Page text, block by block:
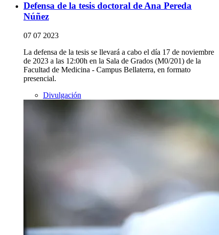
Defensa de la tesis doctoral de Ana Pereda
Núñez
07 07 2023
La defensa de la tesis se llevará a cabo el día 17 de noviembre
de 2023 a las 12:00h en la Sala de Grados (M0/201) de la
Facultad de Medicina - Campus Bellaterra, en formato
presencial.
Divulgación